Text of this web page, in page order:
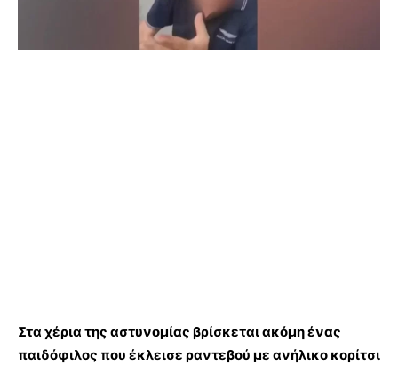
Στα χέρια της αστυνομίας βρίσκεται ακόμη ένας
παιδόφιλος που έκλεισε ραντεβού με ανήλικο κορίτσι